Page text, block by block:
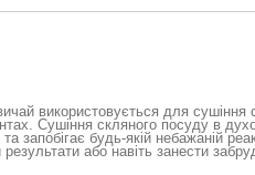
використовується для сушіння
Сушіння скляного посуду в
запобігає будь-якій небажаній
або навіть занести